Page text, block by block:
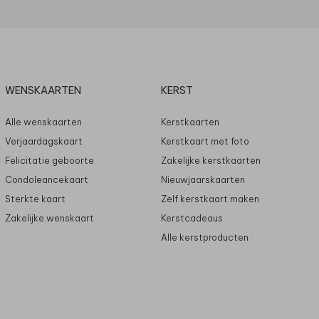
WENSKAARTEN
Alle wenskaarten
Verjaardagskaart
Felicitatie geboorte
Condoleancekaart
Sterkte kaart
Zakelijke wenskaart
KERST
Kerstkaarten
Kerstkaart met foto
Zakelijke kerstkaarten
Nieuwjaarskaarten
Zelf kerstkaart maken
Kerstcadeaus
Alle kerstproducten